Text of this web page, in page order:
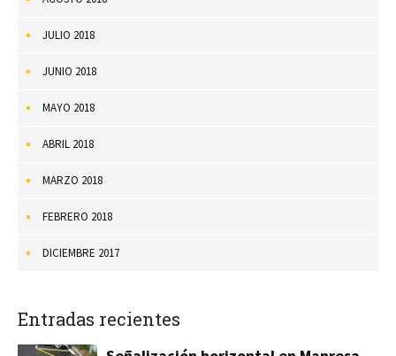
JULIO 2018
JUNIO 2018
MAYO 2018
ABRIL 2018
MARZO 2018
FEBRERO 2018
DICIEMBRE 2017
Entradas recientes